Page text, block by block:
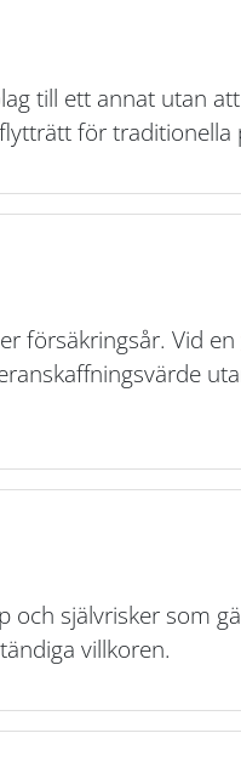
till ett annat utan
för traditionella
försäkringsår. Vid en
självrisker som
villkoren.